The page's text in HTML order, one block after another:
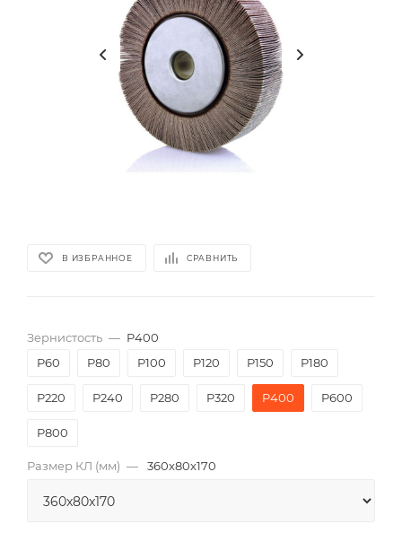
В ИЗБРАННОЕ СРАВНИТЬ
Зернистость — P400
P60
P80 P100 P120 P150 P180
P220 P240 P280 P320 P400 P600
P800
Размер КЛ (мм) — 360x80x170